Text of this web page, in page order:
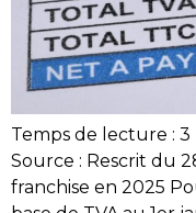
Temps de lecture : 3
Source : Rescrit du
franchise en 2025